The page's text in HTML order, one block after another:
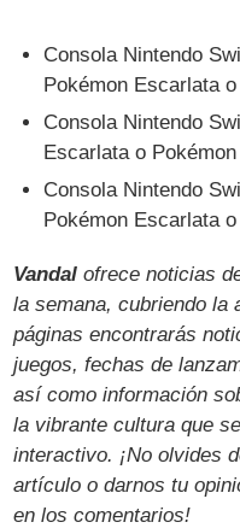
Consola Nintendo
Pokémon Escarlata
Consola Nintendo
Escarlata o
Consola Nintendo
Pokémon Escarlata
Vandal ofrece noticias
la semana, cubriendo la
páginas encontrarás
juegos, fechas de
así como información
la vibrante cultura que
interactivo. ¡No olvides
artículo o darnos tu
en los comentarios!